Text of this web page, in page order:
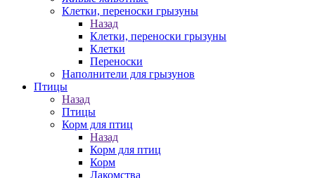
Клетки, переноски грызуны
Назад
Клетки, переноски грызуны
Клетки
Переноски
Наполнители для грызунов
Птицы
Назад
Птицы
Корм для птиц
Назад
Корм для птиц
Корм
Лакомства